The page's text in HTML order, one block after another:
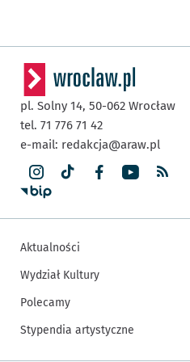
pl. Solny 14, 50-062 Wrocław
tel. 71 776 71 42
e-mail: redakcja@araw.pl
Aktualności
Wydział Kultury
Polecamy
Stypendia artystyczne